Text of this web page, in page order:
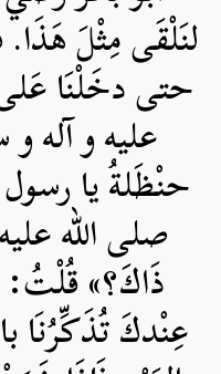
لنَلْقَى مِثْلَ هَذَا.
حتى دخَلْنَا
علیه و آله
حنْظَلةُ يا رسول
صلی الله
ذَاكَ؟» قُلْتُ:
عِنْدكَ تُذَكِّرُنَا